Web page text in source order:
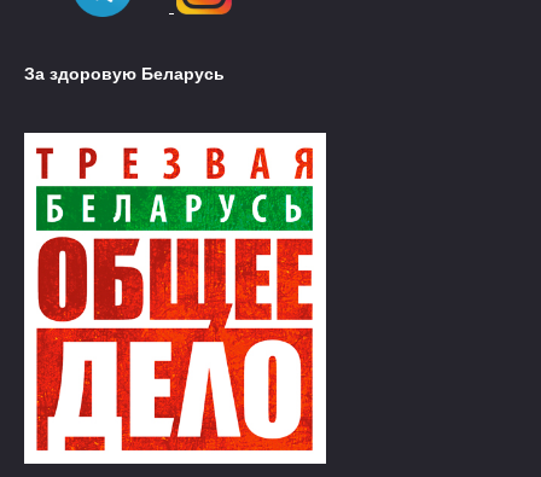
За здоровую Беларусь